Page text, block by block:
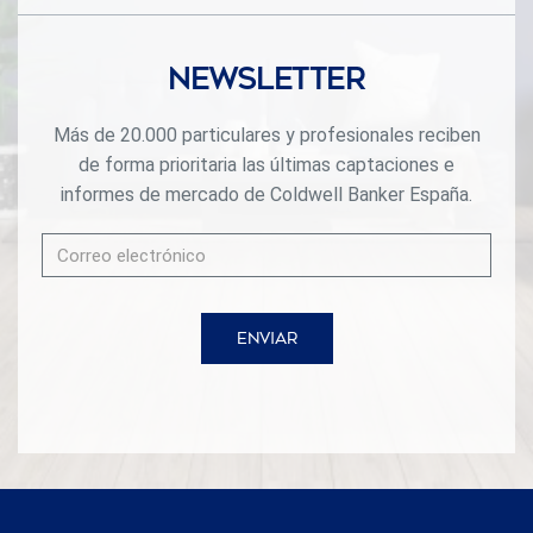
Newsletter
Más de 20.000 particulares y profesionales reciben
de forma prioritaria las últimas captaciones e
informes de mercado de Coldwell Banker España.
ENVIAR